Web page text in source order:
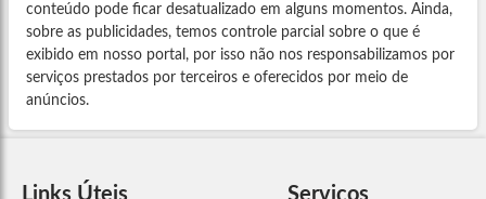
conteúdo pode ficar desatualizado em alguns momentos. Ainda,
sobre as publicidades, temos controle parcial sobre o que é
exibido em nosso portal, por isso não nos responsabilizamos por
serviços prestados por terceiros e oferecidos por meio de
anúncios.
Links Úteis Serviços